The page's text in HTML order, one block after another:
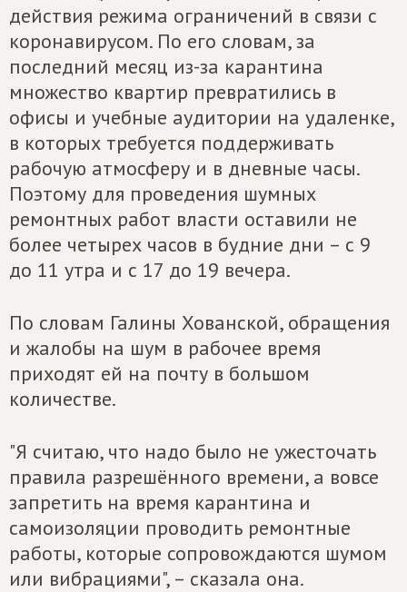
действия режима ограничений в связи с
коронавирусом. По его словам, за
последний месяц из-за карантина
множество квартир превратились в
офисы и учебные аудитории на удаленке,
в которых требуется поддерживать
рабочую атмосферу и в дневные часы.
Поэтому для проведения шумных
ремонтных работ власти оставили не
более четырех часов в будние дни – с 9
до 11 утра и с 17 до 19 вечера.
По словам Галины Хованской, обращения
и жалобы на шум в рабочее время
приходят ей на почту в большом
количестве.
"Я считаю, что надо было не ужесточать
правила разрешённого времени, а вовсе
запретить на время карантина и
самоизоляции проводить ремонтные
работы, которые сопровождаются шумом
или вибрациями", – сказала она.